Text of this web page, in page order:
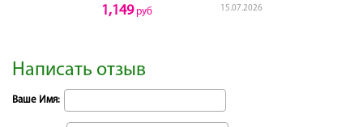
15.07.2026
1,149руб
Написать отзыв
Ваше Имя: